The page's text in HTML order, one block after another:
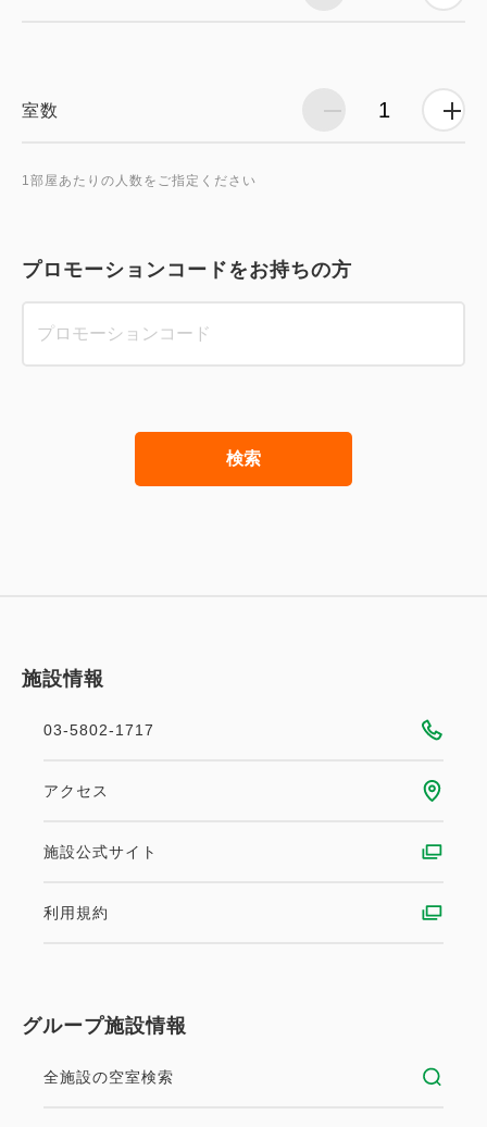
室数
1部屋あたりの人数をご指定ください
プロモーションコードをお持ちの方
検索
施設情報
03-5802-1717
アクセス
施設公式サイト
利用規約
グループ施設情報
全施設の空室検索